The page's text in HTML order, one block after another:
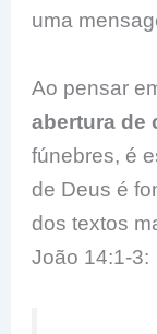
uma
Ao pensar
abertura de
fúnebres, é
de Deus é
dos textos
João 14:1-3: